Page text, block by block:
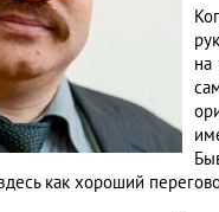
на
как хороший